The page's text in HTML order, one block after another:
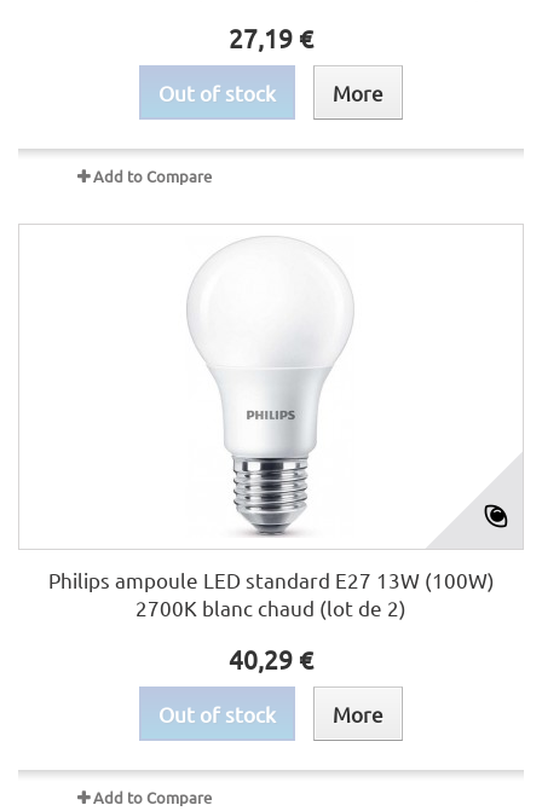
27,19 €
Out of stock More
Add to Compare
Philips ampoule LED standard E27 13W (100W)
2700K blanc chaud (lot de 2)
40,29 €
Out of stock More
Add to Compare